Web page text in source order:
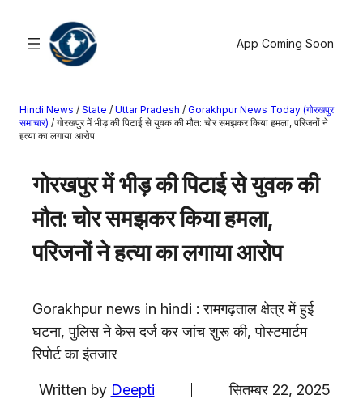
खोजें
खेल
राज्य
राष्ट्रीय
करियर
अंतरराष्ट्रीय
राशिफल
App Coming Soon
Hindi News / State / Uttar Pradesh / Gorakhpur News Today (गोरखपुर
समाचार) / गोरखपुर में भीड़ की पिटाई से युवक की मौत: चोर समझकर किया हमला, परिजनों ने
हत्या का लगाया आरोप
गोरखपुर में भीड़ की पिटाई से युवक की
मौत: चोर समझकर किया हमला,
परिजनों ने हत्या का लगाया आरोप
Gorakhpur news in hindi : रामगढ़ताल क्षेत्र में हुई
घटना, पुलिस ने केस दर्ज कर जांच शुरू की, पोस्टमार्टम
रिपोर्ट का इंतजार
Written by Deepti सितम्बर 22, 2025